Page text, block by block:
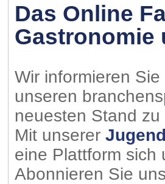
Das Online
Gastronomie
Wir informieren Sie
unseren
neuesten Stand zu
Mit unserer
eine Plattform sich
Abonnieren Sie